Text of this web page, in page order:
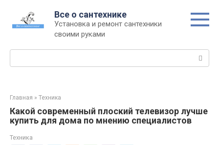
контенту
Все о сантехнике
Установка и ремонт сантехники
своими руками
Главная » Техника
Какой современный плоский телевизор лучше
купить для дома по мнению специалистов
Техника